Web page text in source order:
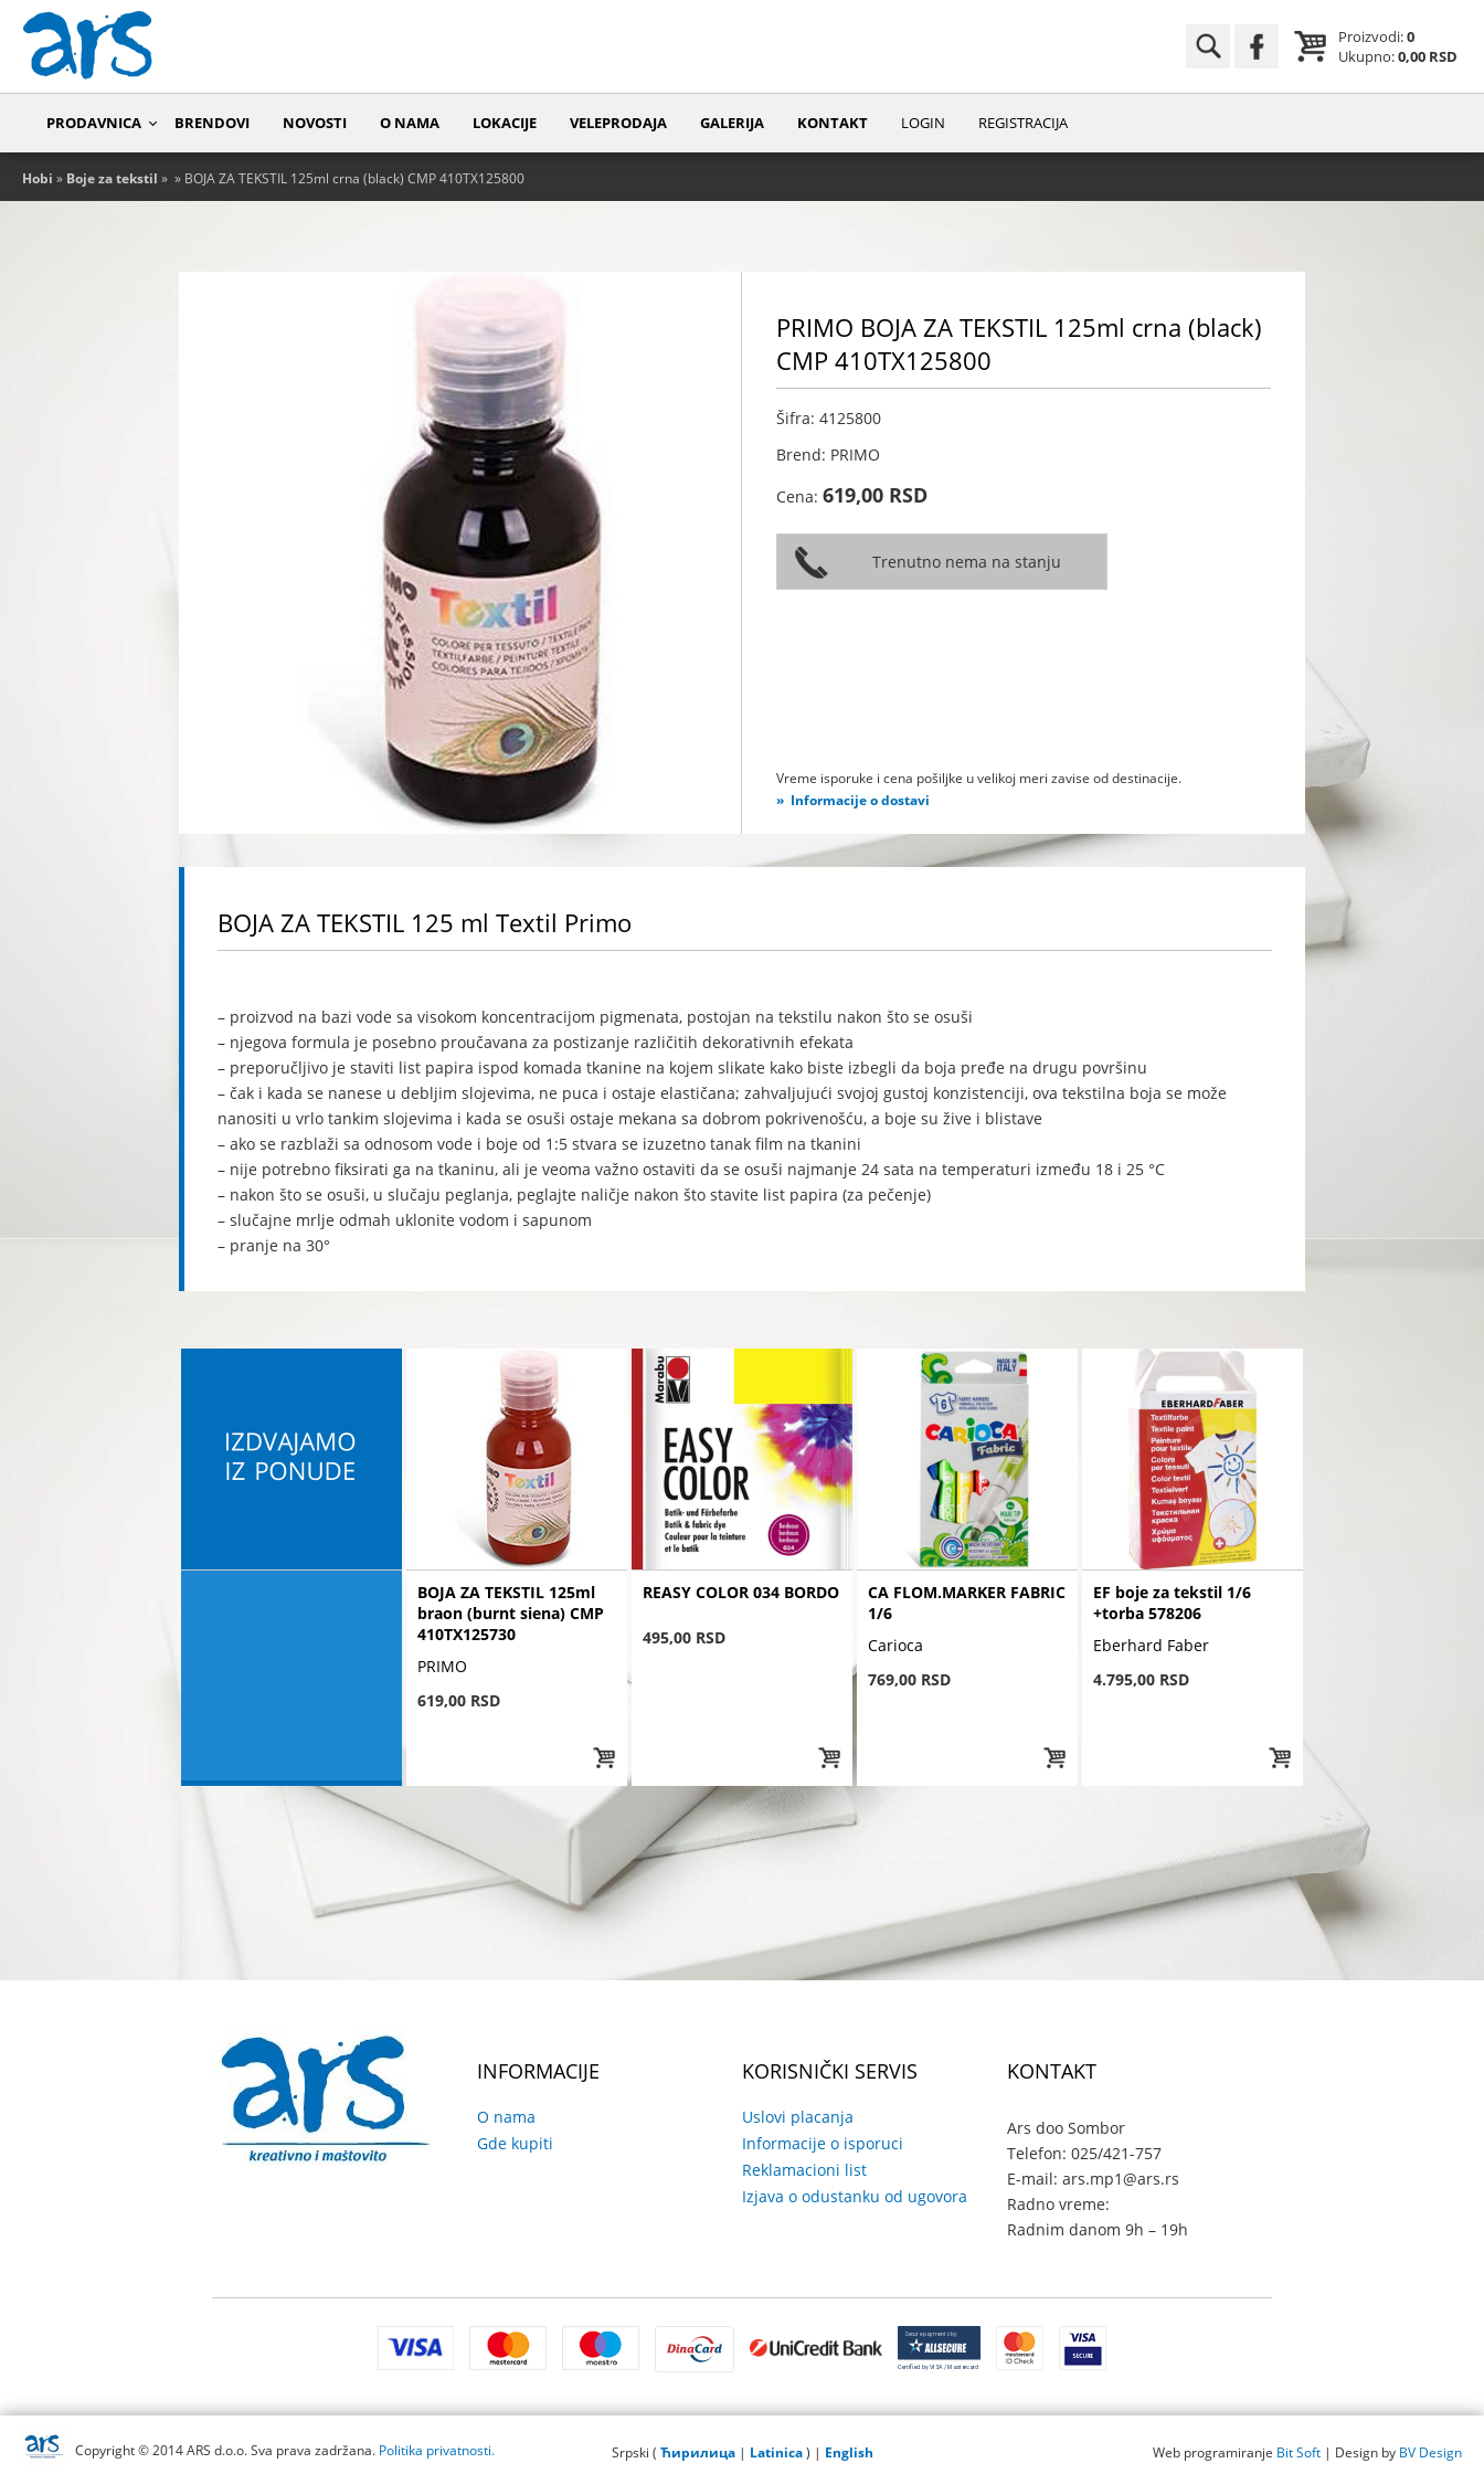
Proizvodi:0
Ukupno:0,00 RSD
PRODAVNICA BRENDOVI NOVOSTI O NAMA LOKACIJE VELEPRODAJA GALERIJA KONTAKT LOGIN REGISTRACIJA
Hobi » Boje za tekstil » » BOJA ZA TEKSTIL 125ml crna (black) CMP 410TX125800
PRIMO BOJA ZA TEKSTIL 125ml crna (black)
CMP 410TX125800
Šifra: 4125800
Brend: PRIMO
Cena: 619,00 RSD
Vreme isporuke i cena pošiljke u velikoj meri zavise od destinacije.
Informacije o dostavi
BOJA ZA TEKSTIL 125 ml Textil Primo
– proizvod na bazi vode sa visokom koncentracijom pigmenata, postojan na tekstilu nakon što se osuši
– njegova formula je posebno proučavana za postizanje različitih dekorativnih efekata
– preporučljivo je staviti list papira ispod komada tkanine na kojem slikate kako biste izbegli da boja pređe na drugu površinu
– čak i kada se nanese u debljim slojevima, ne puca i ostaje elastičana; zahvaljujući svojoj gustoj konzistenciji, ova tekstilna boja se može
nanositi u vrlo tankim slojevima i kada se osuši ostaje mekana sa dobrom pokrivenošću, a boje su žive i blistave
– ako se razblaži sa odnosom vode i boje od 1:5 stvara se izuzetno tanak film na tkanini
– nije potrebno fiksirati ga na tkaninu, ali je veoma važno ostaviti da se osuši najmanje 24 sata na temperaturi između 18 i 25 °C
– nakon što se osuši, u slučaju peglanja, peglajte naličje nakon što stavite list papira (za pečenje)
– slučajne mrlje odmah uklonite vodom i sapunom
– pranje na 30°
BOJA ZA TEKSTIL 125ml
braon (burnt siena) CMP
410TX125730
PRIMO
619,00 RSD
REASY COLOR 034 BORDO
495,00 RSD
CA FLOM.MARKER FABRIC
1/6
Carioca
769,00 RSD
EF boje za tekstil 1/6
+torba 578206
Eberhard Faber
4.795,00 RSD
INFORMACIJE
O nama
Gde kupiti
KORISNIČKI SERVIS
Uslovi placanja
Informacije o isporuci
Reklamacioni list
Izjava o odustanku od ugovora
KONTAKT
Ars doo Sombor
Telefon: 025/421-757
E-mail: ars.mp1@ars.rs
Radno vreme:
Radnim danom 9h – 19h
Copyright © 2014 ARS d.o.o. Sva prava zadržana. Politika privatnosti. Srpski ( Ћирилица| Latinica) | English Web programiranje Bit Soft | Design by BV Design